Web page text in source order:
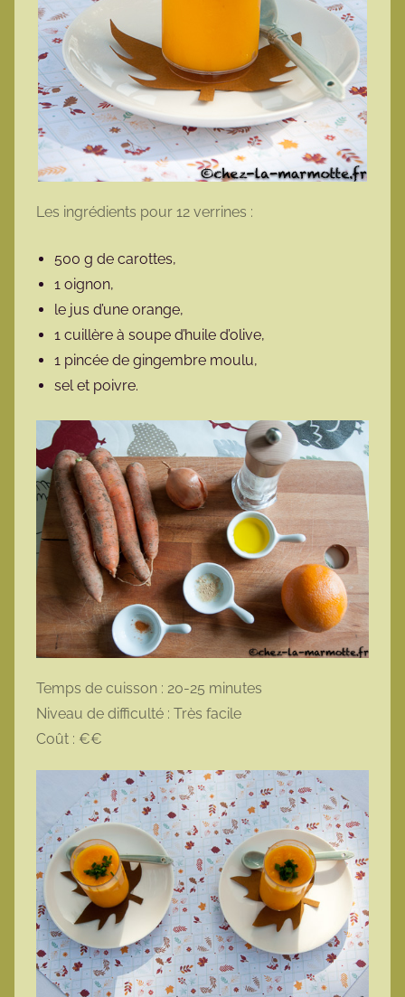
Les ingrédients pour 12 verrines :
500 g de carottes,
1 oignon,
le jus d’une orange,
1 cuillère à soupe d’huile d’olive,
1 pincée de gingembre moulu,
sel et poivre.
Temps de cuisson : 20-25 minutes
Niveau de difficulté : Très facile
Coût : €€